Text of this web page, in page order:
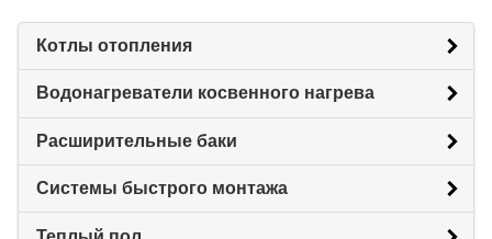
Котлы отопления
Водонагреватели косвенного нагрева
Расширительные баки
Системы быстрого монтажа